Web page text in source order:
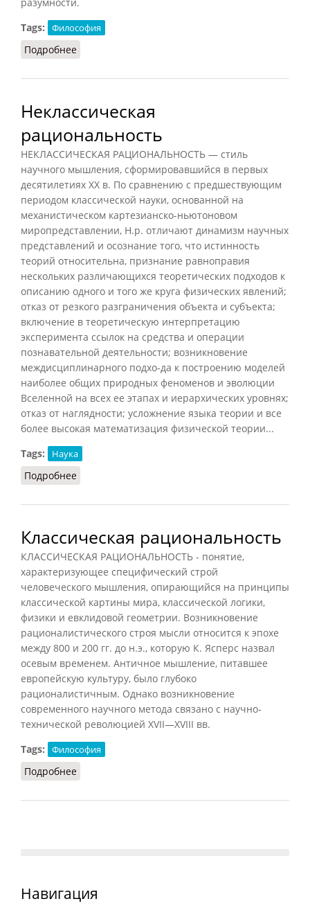
Tags:
Философия
Подробнее
Неклассическая
рациональность
НЕКЛАССИЧЕСКАЯ РАЦИОНАЛЬНОСТЬ — стиль
научного мышления, сформировавшийся в первых
десятилетиях XX в. По сравнению с предшествующим
периодом классической науки, основанной на
механистическом картезианско-ньютоновом
миропредставлении, Н.р. отличают динамизм научных
представлений и осознание того, что истинность
теорий относительна, признание равноправия
нескольких различающихся теоретических подходов к
описанию одного и того же круга физических явлений;
отказ от резкого разграничения объекта и субъекта;
включение в теоретическую интерпретацию
эксперимента ссылок на средства и операции
познавательной деятельности; возникновение
междисциплинарного подхо-да к построению моделей
наиболее общих природных феноменов и эволюции
Вселенной на всех ее этапах и иерархических уровнях;
отказ от наглядности; усложнение языка теории и все
более высокая математизация физической теории...
Tags:
Наука
Подробнее
Классическая рациональность
КЛАССИЧЕСКАЯ РАЦИОНАЛЬНОСТЬ - понятие,
характеризующее специфический строй
человеческого мышления, опирающийся на принципы
классической картины мира, классической логики,
физики и евклидовой геометрии. Возникновение
рационалистического строя мысли относится к эпохе
между 800 и 200 гг. до н.э., которую К. Ясперс назвал
осевым временем. Античное мышление, питавшее
европейскую культуру, было глубоко
рационалистичным. Однако возникновение
современного научного метода связано с научно-
технической революцией XVII—XVIII вв.
Tags:
Философия
Подробнее
Навигация